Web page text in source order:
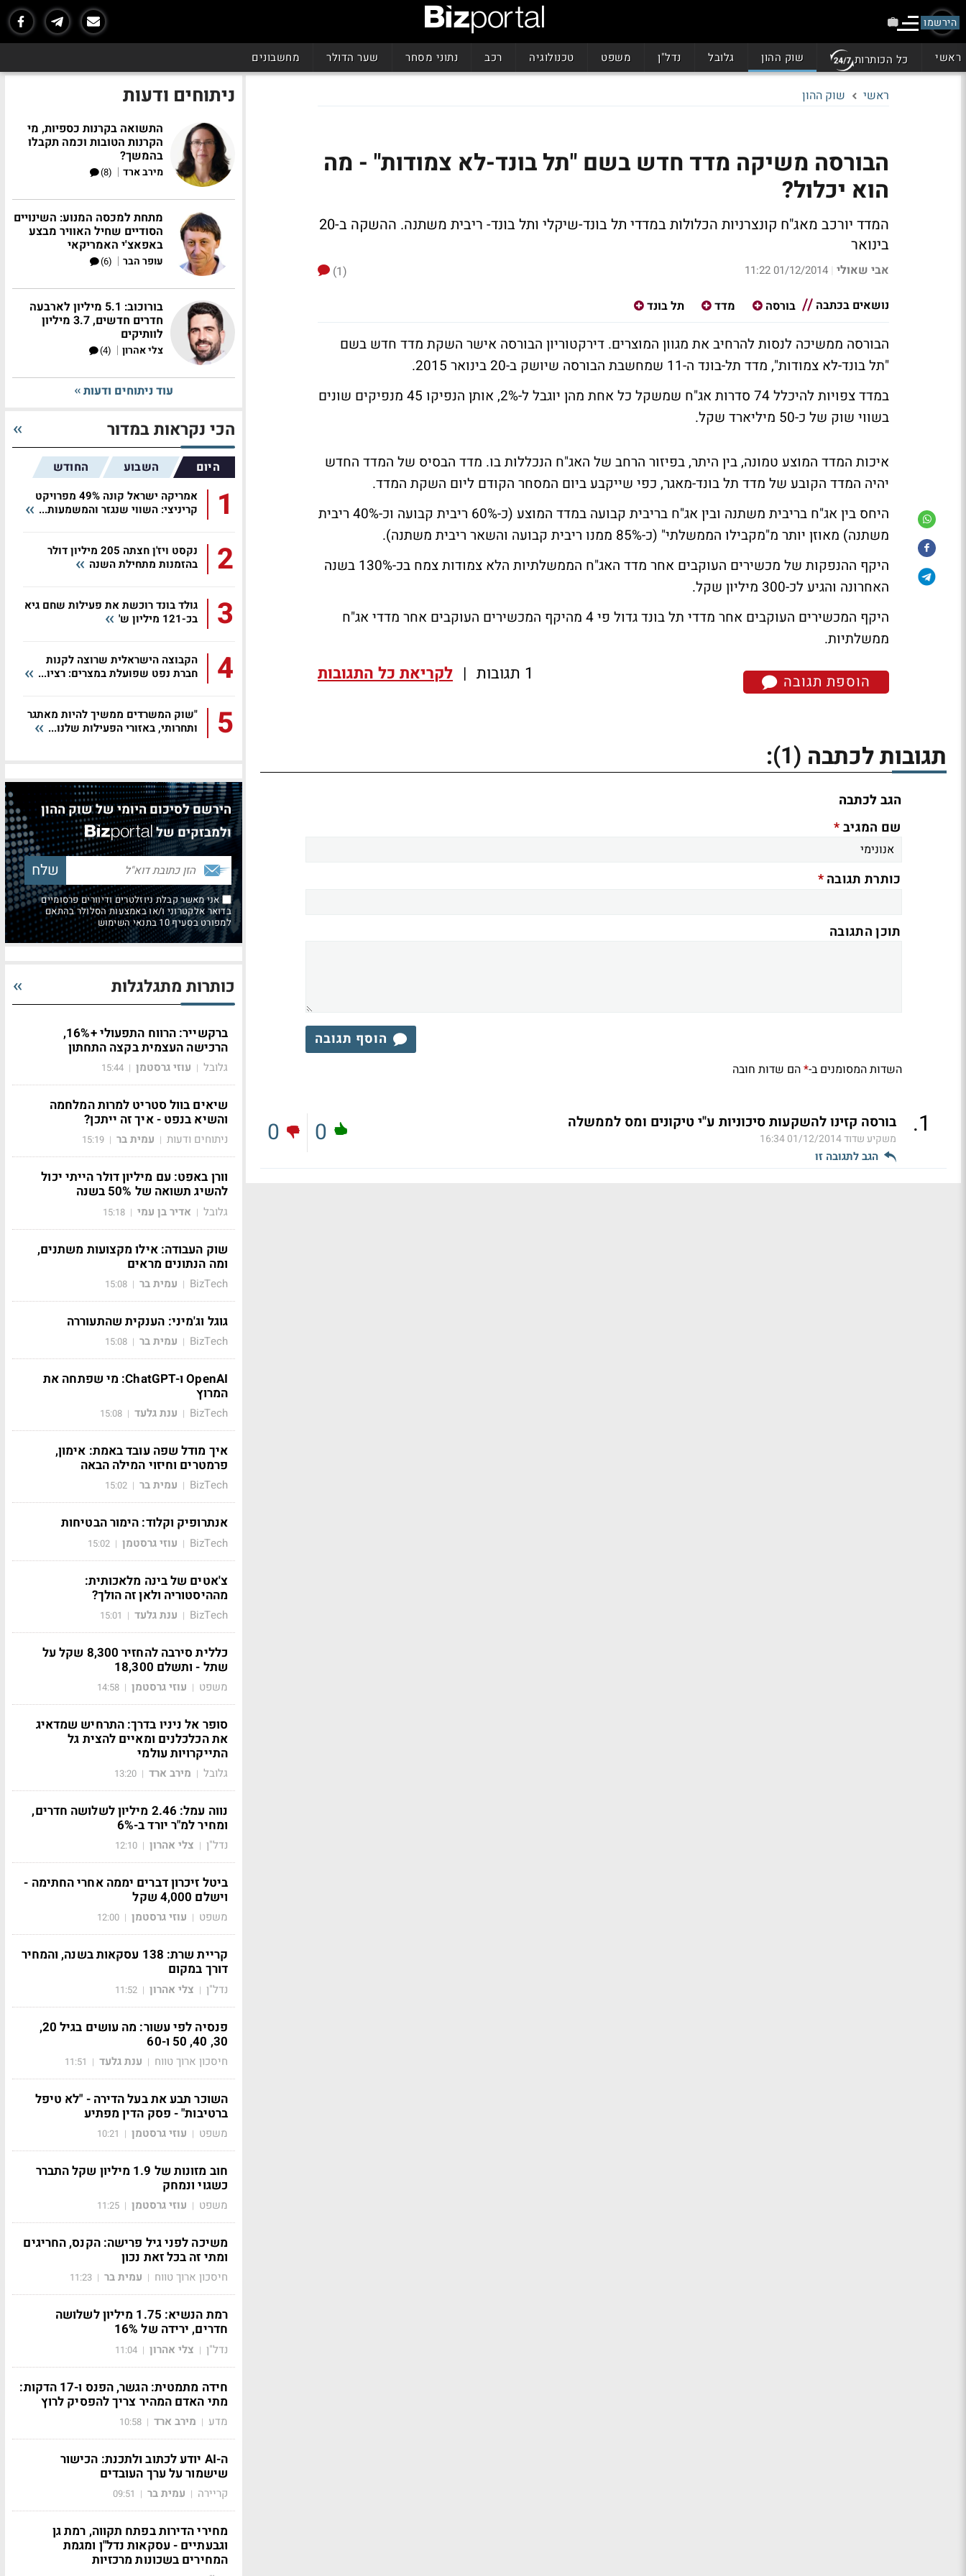
הירשמו
ראשי כל הכותרות שוק ההון גלובל נדל"ן משפט טכנולוגיה רכב נתוני מסחר שער הדולר מחשבונים
ראשי שוק ההון
הבורסה משיקה מדד חדש בשם "תל בונד-לא צמודות" - מה
הוא יכלול?
המדד יורכב מאג"ח קונצרניות הכלולות במדדי תל בונד-שיקלי ותל בונד- ריבית משתנה. ההשקה ב-20
בינואר
אבי שאולי |
01/12/2014 11:22
(1)
נושאים בכתבה
בורסה מדד תל בונד
הבורסה ממשיכה לנסות להרחיב את מגוון המוצרים. דירקטוריון הבורסה אישר השקת מדד חדש בשם
"תל בונד-לא צמודות", מדד תל-בונד ה-11 שמחשבת הבורסה שיושק ב-20 בינואר 2015.
במדד צפויות להיכלל 74 סדרות אג"ח שמשקל כל אחת מהן יוגבל ל-2%, אותן הנפיקו 45 מנפיקים שונים
בשווי שוק של כ-50 מיליארד שקל.
איכות המדד המוצע טמונה, בין היתר, בפיזור הרחב של האג"ח הנכללות בו. מדד הבסיס של המדד החדש
יהיה המדד הקובע של מדד תל בונד-מאגר, כפי שייקבע ביום המסחר הקודם ליום השקת המדד.
היחס בין אג"ח בריבית משתנה ובין אג"ח בריבית קבועה במדד המוצע (כ-60% ריבית קבועה וכ-40% ריבית
משתנה) מאוזן יותר מ"מקבילו הממשלתי" (כ-85% ממנו ריבית קבועה והשאר ריבית משתנה).
היקף ההנפקות של מכשירים העוקבים אחר מדד האג"ח הממשלתיות הלא צמודות צמח בכ-130% בשנה
האחרונה והגיע לכ-300 מיליון שקל.
היקף המכשירים העוקבים אחר מדדי תל בונד גדול פי 4 מהיקף המכשירים העוקבים אחר מדדי אג"ח
ממשלתיות.
הוספת תגובה 1 תגובות | לקריאת כל התגובות
תגובות לכתבה (1)
:
הגב לכתבה
שם המגיב*
כותרת תגובה*
תוכן התגובה
הוסף תגובה
השדות המסומנים ב-*הם שדות חובה
1
. בורסה קזינו להשקעות סיכוניות ע"י טיקונים ומס לממשלה
משקיע שדוד01/12/2014 16:34
הגב לתגובה זו
0
0
ניתוחים ודעות
התשואה בקרנות כספיות, מי
הקרנות הטובות וכמה תקבלו
בהמשך?
מירב ארד |
(8)
מתחת למכסה המנוע: השינויים
הסודיים שחיל האוויר מבצע
באפאצ'י האמריקאי
עופר הבר |
(6)
בורוכוב: 5.1 מיליון לארבעה
חדרים חדשים, 3.7 מיליון
לוותיקים
צלי אהרון |
(4)
עוד ניתוחים ודעות
הכי נקראות במדור
היום השבוע החודש
1
אמריקה ישראל קונה 49% מפרויקט
קריניצי: השווי שנגזר והמשמעות...
2
נקסט ויז'ן חצתה 205 מיליון דולר
בהזמנות מתחילת השנה
3
גולד בונד רוכשת את פעילות שחם גיא
בכ-121 מיליון ש'
4
הקבוצה הישראלית שרוצה לקנות
חברת נפט שפועלת במצרים: רציו...
5
"שוק המשרדים ממשיך להיות מאתגר
ותחרותי, באזורי הפעילות שלנו...
הירשם לסיכום היומי של שוק ההון
ולמבזקים של
אני מאשר קבלת ניוזלטרים ודיוורים פרסומיים
בדואר אלקטרוני ו/או באמצעות הסלולר בהתאם
למפורט בסעיף 10 בתנאי השימוש
כותרות מתגלגלות
ברקשייר: הרווח התפעולי +16%,
הרכישה העצמית בקצה התחתון
גלובל | עוזי גרסטמן |
15:44
שיאים בוול סטריט למרות המלחמה
והשיא בנפט - איך זה ייתכן?
ניתוחים ודעות | עמית בר |
15:19
וורן באפט: עם מיליון דולר הייתי יכול
להשיג תשואה של 50% בשנה
גלובל | אדיר בן עמי |
15:18
שוק העבודה: אילו מקצועות משתנים,
ומה הנתונים מראים
BizTech
| עמית בר |
15:08
גוגל וג'מיני: הענקית שהתעוררה
BizTech
| עמית בר |
15:08
OpenAI ו-ChatGPT: מי שפתחה את
המרוץ
BizTech
| ענת גלעד |
15:08
איך מודל שפה עובד באמת: אימון,
פרמטרים וחיזוי המילה הבאה
BizTech
| עמית בר |
15:02
אנתרופיק וקלוד: הימור הבטיחות
BizTech
| עוזי גרסטמן |
15:02
צ'אטים של בינה מלאכותית:
מההיסטוריה ולאן זה הולך?
BizTech
| ענת גלעד |
15:01
כללית סירבה להחזיר 8,300 שקל על
שתל - ותשלם 18,300
משפט | עוזי גרסטמן |
14:58
סופר אל ניניו בדרך: התרחיש שמדאיג
את הכלכלנים ומאיים להצית גל
התייקרויות עולמי
גלובל | מירב ארד |
13:20
נווה עמל: 2.46 מיליון לשלושה חדרים,
ומחיר למ"ר יורד ב-6%
נדל"ן | צלי אהרון |
12:10
ביטל זיכרון דברים יממה אחרי החתימה -
וישלם 4,000 שקל
משפט | עוזי גרסטמן |
12:00
קריית שרת: 138 עסקאות בשנה, והמחיר
דורך במקום
נדל"ן | צלי אהרון |
11:52
פנסיה לפי עשור: מה עושים בגיל 20,
30, 40, 50 ו-60
חיסכון ארוך טווח | ענת גלעד |
11:51
השוכר תבע את בעל הדירה - "לא טיפל
ברטיבות" - פסק הדין מפתיע
משפט | עוזי גרסטמן |
10:21
חוב מזונות של 1.9 מיליון שקל התברר
כשגוי ונמחק
משפט | עוזי גרסטמן |
11:25
משיכה לפני גיל פרישה: הקנס, החריגים
ומתי זה בכל זאת נכון
חיסכון ארוך טווח | עמית בר |
11:23
רמת הנשיא: 1.75 מיליון לשלושה
חדרים, ירידה של 16%
נדל"ן | צלי אהרון |
11:04
חידה מתמטית: הגשר, הפנס ו-17 הדקות:
מתי האדם המהיר צריך להפסיק לרוץ
מדע | מירב ארד |
10:58
ה-AI יודע לכתוב ולתכנת: הכישור
שישמור על ערך העובדים
קריירה | עמית בר |
09:51
מחירי הדירות בפתח תקווה, רמת גן
וגבעתיים - עסקאות נדל"ן ומגמת
המחירים בשכונות מרכזיות